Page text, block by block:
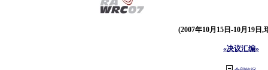
(2007年10月15日-10月19日,
«决议汇编»